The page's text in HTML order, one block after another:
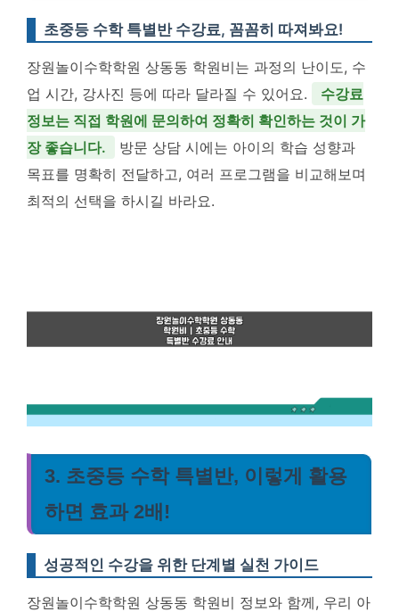
초중등 수학 특별반 수강료, 꼼꼼히 따져봐요!
장원놀이수학학원 상동동 학원비는 과정의 난이도, 수
업 시간, 강사진 등에 따라 달라질 수 있어요.
수강료
정보는 직접 학원에 문의하여 정확히 확인하는 것이 가
장 좋습니다.
방문 상담 시에는 아이의 학습 성향과
목표를 명확히 전달하고, 여러 프로그램을 비교해보며
최적의 선택을 하시길 바라요.
3. 초중등 수학 특별반, 이렇게 활용
하면 효과 2배!
성공적인 수강을 위한 단계별 실천 가이드
장원놀이수학학원 상동동 학원비 정보와 함께, 우리 아